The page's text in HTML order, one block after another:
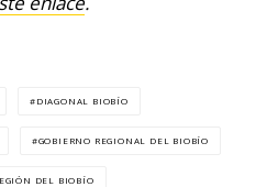
DIAGONAL BIOBÍO
GOBIERNO REGIONAL DEL BIOBÍO
DEL BIOBÍO